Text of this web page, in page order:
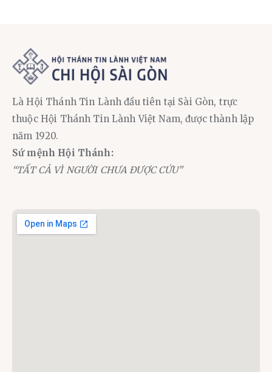
Là Hội Thánh Tin Lành đầu tiên tại Sài Gòn, trực
thuộc Hội Thánh Tin Lành Việt Nam, được thành lập
năm 1920.
Sứ mệnh Hội Thánh:
“TẤT CẢ VÌ NGƯỜI CHƯA ĐƯỢC CỨU”